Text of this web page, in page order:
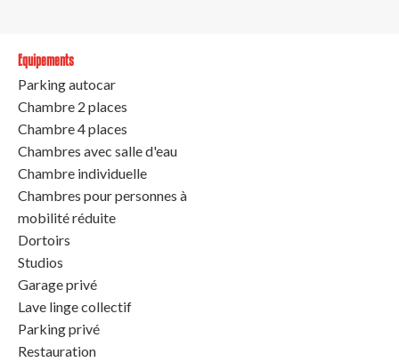
Equipements
Parking autocar
Chambre 2 places
Chambre 4 places
Chambres avec salle d'eau
Chambre individuelle
Chambres pour personnes à
mobilité réduite
Dortoirs
Studios
Garage privé
Lave linge collectif
Parking privé
Restauration